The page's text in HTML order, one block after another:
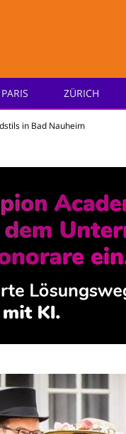
PARIS ZÜRICH
in Bad Nauheim